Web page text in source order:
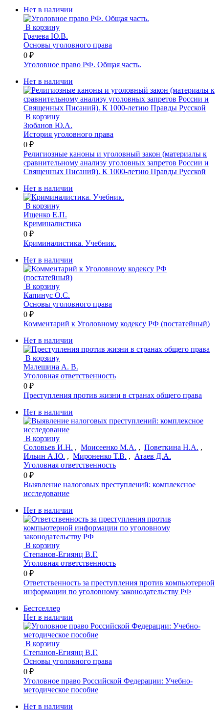
Нет в наличии
В корзину
Грачева Ю.В.
Основы уголовного права
0 ₽
Уголовное право РФ. Общая часть.
Нет в наличии
В корзину
Зюбанов Ю.А.
История уголовного права
0 ₽
Религиозные каноны и уголовный закон (материалы к
сравнительному анализу уголовных запретов России и
Священных Писаний). К 1000-летию Правды Русской
Нет в наличии
В корзину
Ищенко Е.П.
Криминалистика
0 ₽
Криминалистика. Учебник.
Нет в наличии
В корзину
Капинус О.С.
Основы уголовного права
0 ₽
Комментарий к Уголовному кодексу РФ (постатейный)
Нет в наличии
В корзину
Малешина А. В.
Уголовная ответственность
0 ₽
Преступления против жизни в странах общего права
Нет в наличии
В корзину
Соловьев И.Н. , Моисеенко М.А. , Поветкина Н.А. ,
Ильин А.Ю. , Мироненко Т.В. , Атаев Д.А.
Уголовная ответственность
0 ₽
Выявление налоговых преступлений: комплексное
исследование
Нет в наличии
В корзину
Степанов-Егиянц В.Г.
Уголовная ответственность
0 ₽
Ответственность за преступления против компьютерной
информации по уголовному законодательству РФ
Бестселлер
Нет в наличии
В корзину
Степанов-Егиянц В.Г.
Основы уголовного права
0 ₽
Уголовное право Российской Федерации: Учебно-
методическое пособие
Нет в наличии